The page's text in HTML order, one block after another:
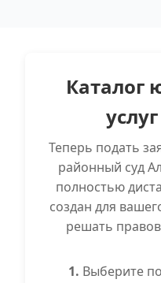
Каталог
Теперь подать
районный суд
полностью
создан для
решать
1. Выберите